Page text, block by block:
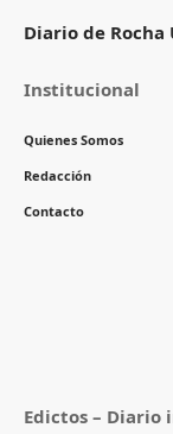
Diario de
Institucional
Quienes Somos
Redacción
Contacto
Edictos –